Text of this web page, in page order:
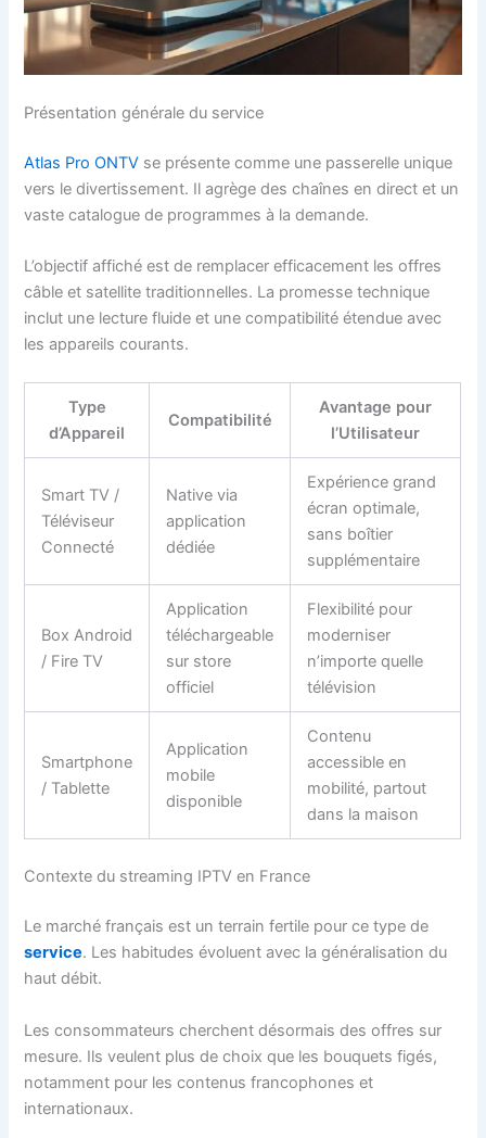
Présentation générale du service
Atlas Pro ONTV se présente comme une passerelle unique
vers le divertissement. Il agrège des chaînes en direct et un
vaste catalogue de programmes à la demande.
L’objectif affiché est de remplacer efficacement les offres
câble et satellite traditionnelles. La promesse technique
inclut une lecture fluide et une compatibilité étendue avec
les appareils courants.
Type
d’Appareil
Compatibilité
Avantage pour
l’Utilisateur
Smart TV /
Téléviseur
Connecté
Native via
application
dédiée
Expérience grand
écran optimale,
sans boîtier
supplémentaire
Box Android
/ Fire TV
Application
téléchargeable
sur store
officiel
Flexibilité pour
moderniser
n’importe quelle
télévision
Smartphone
/ Tablette
Application
mobile
disponible
Contenu
accessible en
mobilité, partout
dans la maison
Contexte du streaming IPTV en France
Le marché français est un terrain fertile pour ce type de
service. Les habitudes évoluent avec la généralisation du
haut débit.
Les consommateurs cherchent désormais des offres sur
mesure. Ils veulent plus de choix que les bouquets figés,
notamment pour les contenus francophones et
internationaux.